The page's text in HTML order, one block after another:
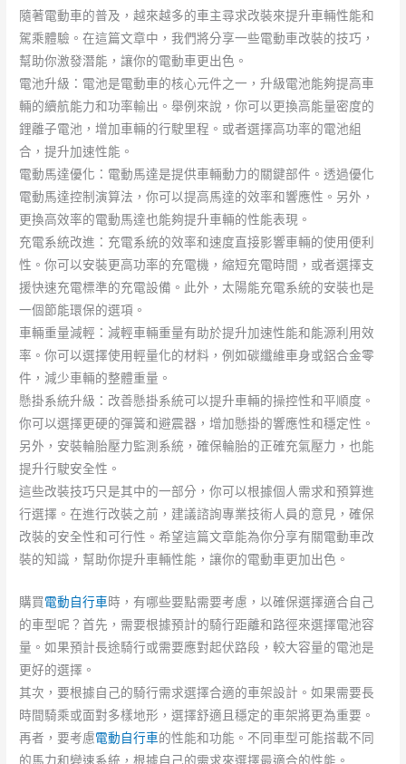
隨著電動車的普及，越來越多的車主尋求改裝來提升車輛性能和
駕乘體驗。在這篇文章中，我們將分享一些電動車改裝的技巧，
幫助你激發潛能，讓你的電動車更出色。
電池升級：電池是電動車的核心元件之一，升級電池能夠提高車
輛的續航能力和功率輸出。舉例來說，你可以更換高能量密度的
鋰離子電池，增加車輛的行駛里程。或者選擇高功率的電池組
合，提升加速性能。
電動馬達優化：電動馬達是提供車輛動力的關鍵部件。透過優化
電動馬達控制演算法，你可以提高馬達的效率和響應性。另外，
更換高效率的電動馬達也能夠提升車輛的性能表現。
充電系統改進：充電系統的效率和速度直接影響車輛的使用便利
性。你可以安裝更高功率的充電機，縮短充電時間，或者選擇支
援快速充電標準的充電設備。此外，太陽能充電系統的安裝也是
一個節能環保的選項。
車輛重量減輕：減輕車輛重量有助於提升加速性能和能源利用效
率。你可以選擇使用輕量化的材料，例如碳纖維車身或鋁合金零
件，減少車輛的整體重量。
懸掛系統升級：改善懸掛系統可以提升車輛的操控性和平順度。
你可以選擇更硬的彈簧和避震器，增加懸掛的響應性和穩定性。
另外，安裝輪胎壓力監測系統，確保輪胎的正確充氣壓力，也能
提升行駛安全性。
這些改裝技巧只是其中的一部分，你可以根據個人需求和預算進
行選擇。在進行改裝之前，建議諮詢專業技術人員的意見，確保
改裝的安全性和可行性。希望這篇文章能為你分享有關電動車改
裝的知識，幫助你提升車輛性能，讓你的電動車更加出色。
購買電動自行車時，有哪些要點需要考慮，以確保選擇適合自己
的車型呢？首先，需要根據預計的騎行距離和路徑來選擇電池容
量。如果預計長途騎行或需要應對起伏路段，較大容量的電池是
更好的選擇。
其次，要根據自己的騎行需求選擇合適的車架設計。如果需要長
時間騎乘或面對多樣地形，選擇舒適且穩定的車架將更為重要。
再者，要考慮電動自行車的性能和功能。不同車型可能搭載不同
的馬力和變速系統，根據自己的需求來選擇最適合的性能。